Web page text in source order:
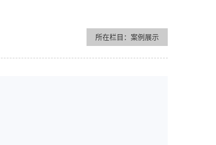
所在栏目：案例展示